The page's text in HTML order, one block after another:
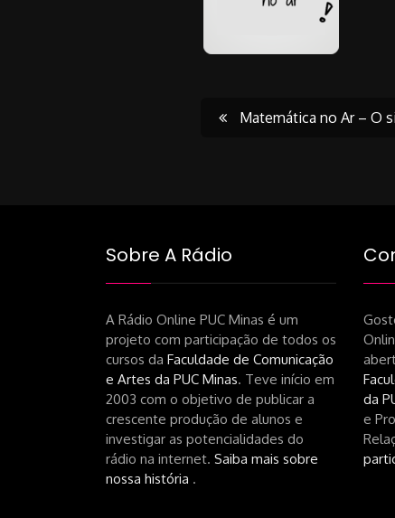
Post
Matemática no Ar – O
Sobre A Rádio
A Rádio Online PUC Minas é um
projeto com participação de todos os
cursos da Faculdade de Comunicação
e Artes da PUC Minas. Teve início em
2003 com o objetivo de publicar a
crescente produção de alunos e
investigar as potencialidades do
rádio na internet. Saiba mais sobre
nossa história .
da
e